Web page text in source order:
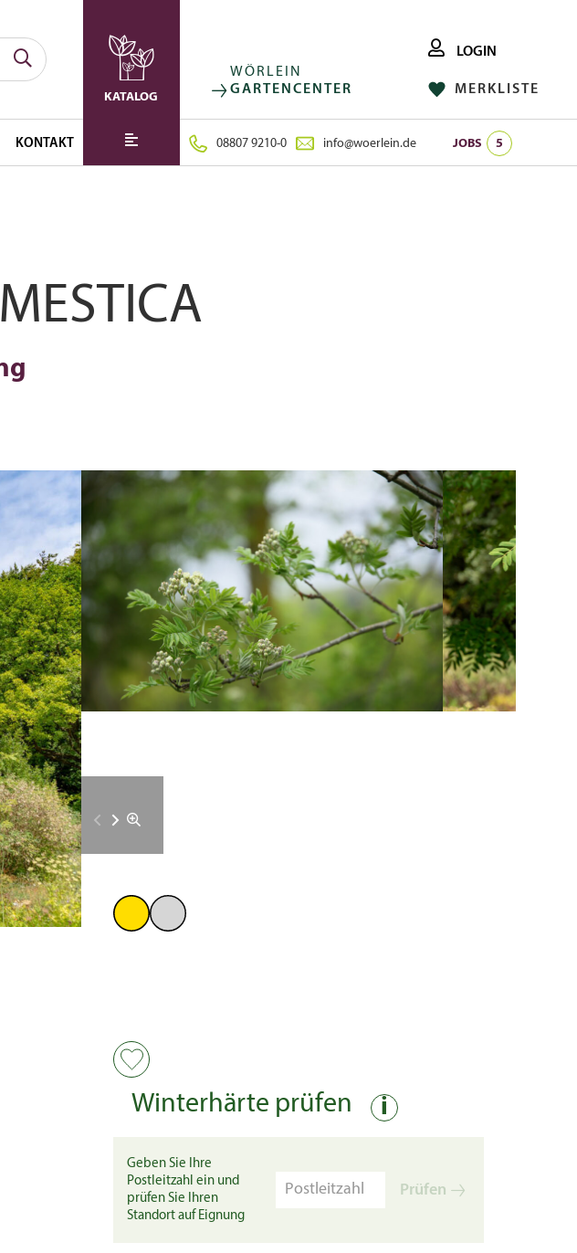
KATALOG
KONTAKT
WÖRLEIN
GARTENCENTER
LOGIN
MERKLISTE
08807 9210-0 info@woerlein.de JOBS 5
FOLGE UNS AUF: INSTAGRAM FACEBOOK
Winterhärte prüfen i
Geben Sie Ihre
Postleitzahl ein und
prüfen Sie Ihren
Standort auf Eignung
Prüfen